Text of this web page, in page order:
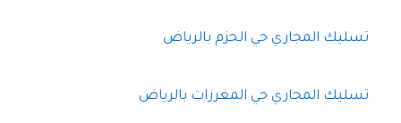
تسليك المجاري حي الحزم بالرياض
تسليك المجاري حي المغرزات بالرياض